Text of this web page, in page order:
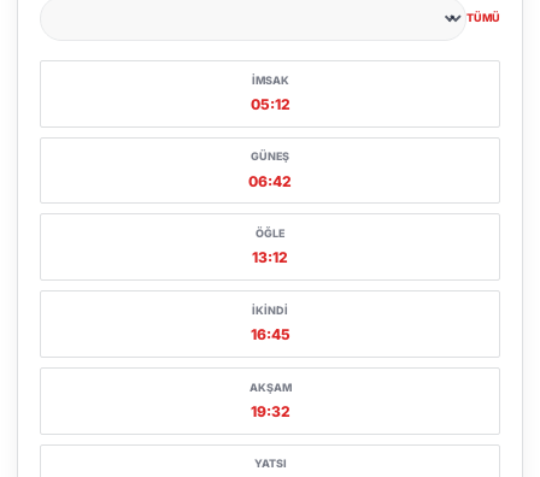
TÜMÜ
İMSAK
05:12
GÜNEŞ
06:42
ÖĞLE
13:12
İKINDI
16:45
AKŞAM
19:32
YATSI